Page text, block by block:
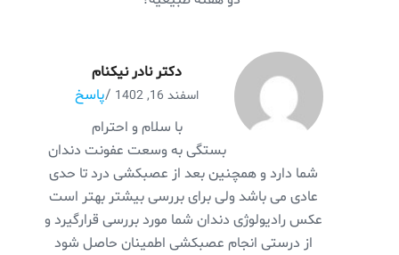
دکتر نادر نیکنام
اسفند 16, 1402 /پاسخ
با سلام و احترام
بستگی به وسعت عفونت دندان
شما دارد و همچنین بعد از عصبکشی درد تا حدی
عادی می باشد ولی برای بررسی بیشتر بهتر است
عکس رادیولوژی دندان شما مورد بررسی قرارگیرد و
از درستی انجام عصبکشی اطمینان حاصل شود